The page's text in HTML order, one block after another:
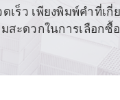
ว เพียงพิมพ์คำที่เกี่ย
มสะดวกในการเลือก